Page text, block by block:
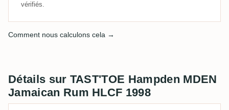
vérifiés.
Comment nous calculons cela →
Détails sur TAST'TOE Hampden MDEN
Jamaican Rum HLCF 1998